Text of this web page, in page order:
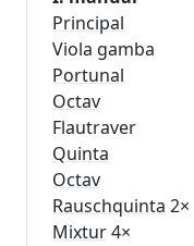
Principal
Viola gamba
Portunal
Octav
Flautraver
Quinta
Octav
Rauschquinta 2×
Mixtur4×